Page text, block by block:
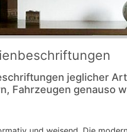
jeglicher
Fahrzeugen genauso